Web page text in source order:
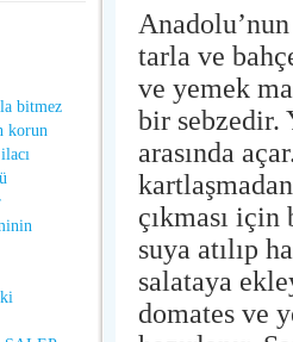
bitmez
korun
tarla ve
ve yemek
bir sebzedir.
arasında
çıkması
suya atılıp
salataya
domates ve